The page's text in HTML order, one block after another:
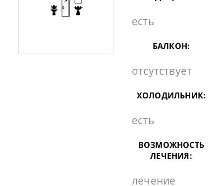
есть
БАЛКОН:
отсутствует
ХОЛОДИЛЬНИК:
есть
ВОЗМОЖНОСТЬ
ЛЕЧЕНИЯ:
лечение